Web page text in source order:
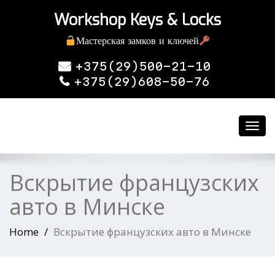
Workshop Keys & Locks
Мастерская замков и ключей
+375(29)500-21-10
+375(29)608-50-76
Вскрытие французских
авто в Минске
Home Вскрытие французских авто в Минске